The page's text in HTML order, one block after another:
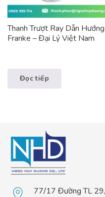
Thanh Trượt Ray Dẫn Hướng
Franke – Đại Lý Việt Nam
Đọc tiếp
77/17 Đường TL 29,